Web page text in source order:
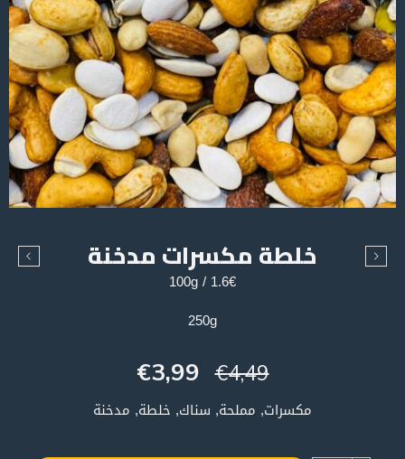
خلطة مكسرات مدخنة
1.6€ / 100g
250g
€4,49
€3,99
مكسرات, مملحة, سناك, خلطة, مدخنة